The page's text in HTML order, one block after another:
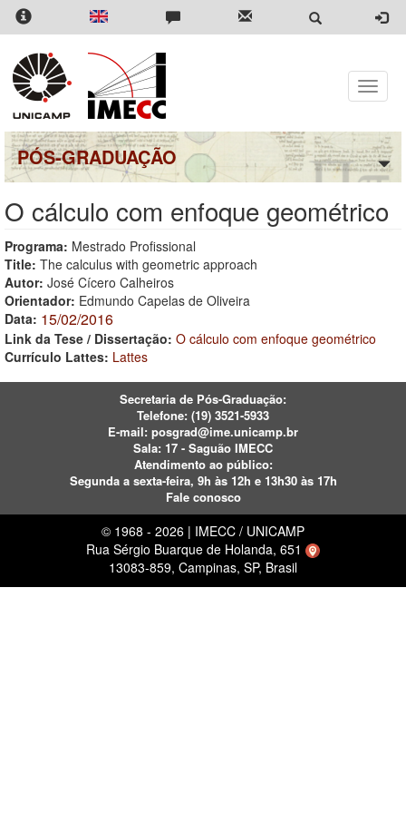
Pular
para
conteúdo
principal
Toggle
PÓS-GRADUAÇÃO
O cálculo com enfoque geométrico
Programa: Mestrado Profissional
Title: The calculus with geometric approach
Autor: José Cícero Calheiros
Orientador: Edmundo Capelas de Oliveira
Data: 15/02/2016
Link da Tese / Dissertação: O cálculo com enfoque geométrico
Currículo Lattes: Lattes
Secretaria de Pós-Graduação:
Telefone: (19) 3521-5933
E-mail: posgrad@ime.unicamp.br
Sala: 17 - Saguão IMECC
Atendimento ao público:
Segunda a sexta-feira, 9h às 12h e 13h30 às 17h
Fale conosco
© 1968 - 2026 | IMECC / UNICAMP
Rua Sérgio Buarque de Holanda, 651
13083-859, Campinas, SP, Brasil